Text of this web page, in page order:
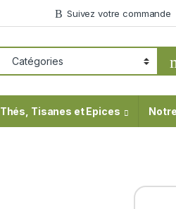
Suivez votre commande
Thés, Tisanes et Epices